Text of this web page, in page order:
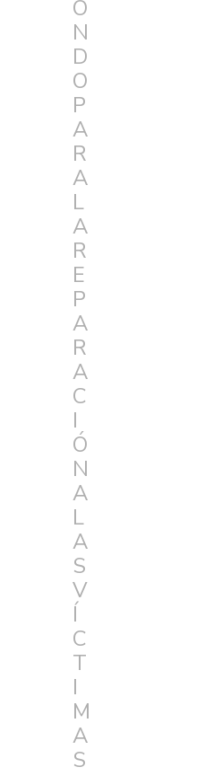
O
N
D
O
P
A
R
A
L
A
R
E
P
A
R
A
C
I
Ó
N
A
L
A
S
V
Í
C
T
I
M
A
S